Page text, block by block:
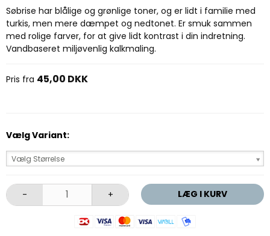
Søbrise har blålige og grønlige toner, og er lidt i familie med
turkis, men mere dæmpet og nedtonet. Er smuk sammen
med rolige farver, for at give lidt kontrast i din indretning.
Vandbaseret miljøvenlig kalkmaling.
Pris fra 45,00 DKK
Vælg Variant:
Vælg Størrelse
- + LÆG I KURV